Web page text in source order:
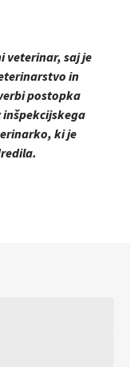
veterinar, saj je
in
postopka
inšpekcijskega
ki je